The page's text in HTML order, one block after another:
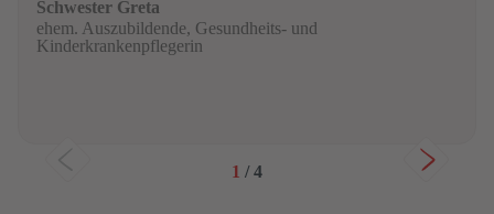
Schwester Greta
ehem. Auszubildende, Gesundheits- und
Kinderkrankenpflegerin
1 / 4